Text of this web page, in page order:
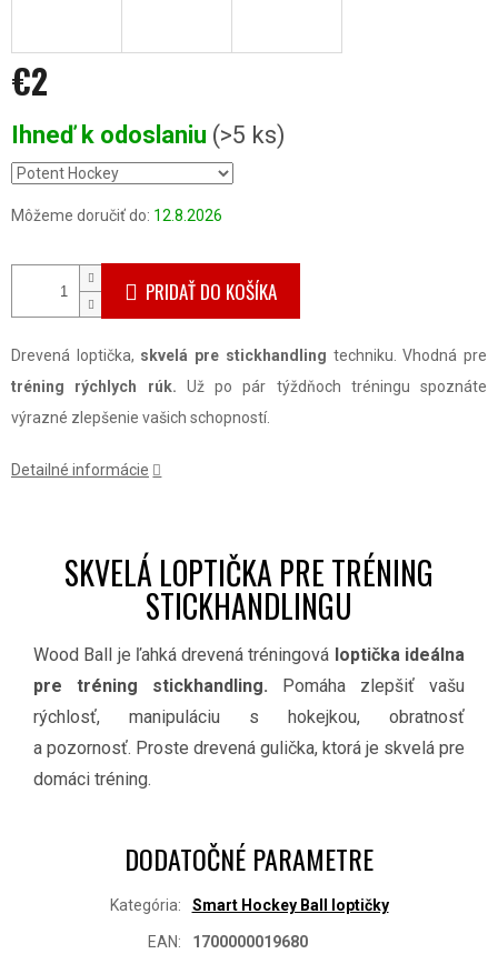
€2
Jednotková
cena:
Ihneď k odoslaniu (>5 ks)
Môžeme doručiť do: 12.8.2026
PRIDAŤ DO KOŠÍKA
Drevená loptička, skvelá pre stickhandling techniku. Vhodná pre
tréning rýchlych rúk. Už po pár týždňoch tréningu spoznáte
výrazné zlepšenie vašich schopností.
Detailné informácie
SKVELÁ LOPTIČKA PRE TRÉNING
STICKHANDLINGU
Wood Ball je ľahká drevená tréningová loptička ideálna
pre tréning stickhandling. Pomáha zlepšiť vašu
rýchlosť, manipuláciu s hokejkou, obratnosť
a pozornosť. Proste drevená gulička, ktorá je skvelá pre
domáci tréning.
DODATOČNÉ PARAMETRE
Kategória: Smart Hockey Ball loptičky
EAN: 1700000019680